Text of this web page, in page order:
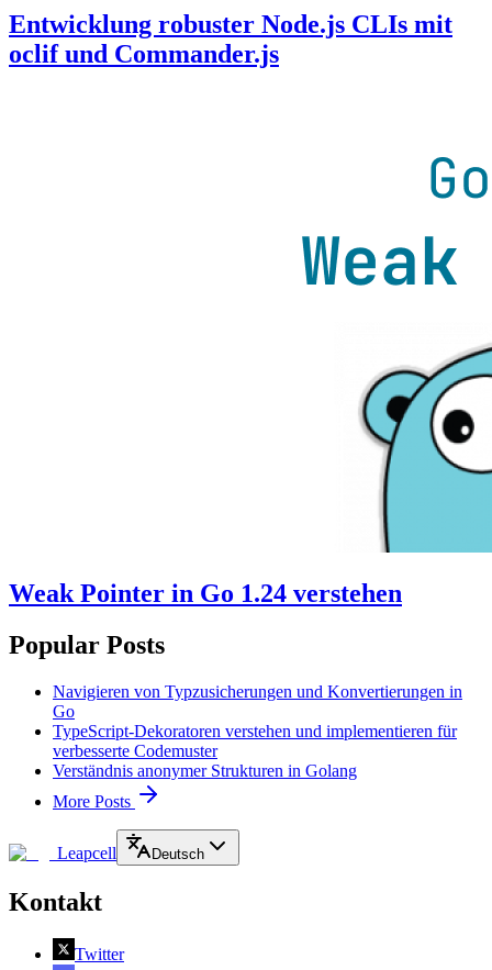
Entwicklung robuster Node.js CLIs mit
oclif und Commander.js
Weak Pointer in Go 1.24 verstehen
Popular Posts
Navigieren von Typzusicherungen und Konvertierungen in
Go
TypeScript-Dekoratoren verstehen und implementieren für
verbesserte Codemuster
Verständnis anonymer Strukturen in Golang
More Posts
Leapcell Deutsch
Kontakt
Twitter